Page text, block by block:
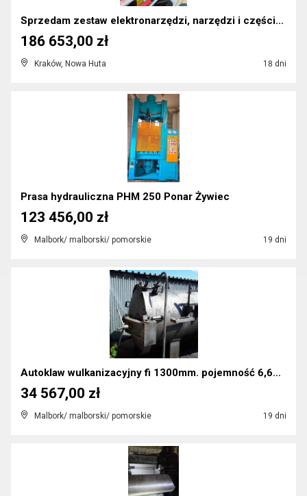
Sprzedam zestaw elektronarzędzi, narzędzi i części...
Kraków, Nowa Huta 18 dni
186 653,00 zł
Prasa hydrauliczna PHM 250 Ponar Żywiec
Malbork/ malborski/ pomorskie 19 dni
123 456,00 zł
Autoklaw wulkanizacyjny fi 1300mm. pojemność 6,6m3...
Malbork/ malborski/ pomorskie 19 dni
34 567,00 zł